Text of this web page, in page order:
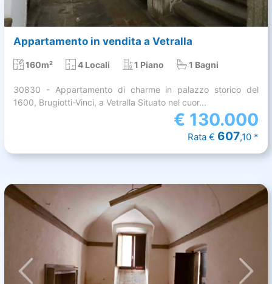
Appartamento in vendita a Vetralla
160m² 4 Locali 1 Piano 1 Bagni
30830 - Appartamento di charme in palazzo storico del
1600, Brugiotti-Vinci, a Vetralla Situato nel cuor...
€ 130.000
Rata € 607,10 *